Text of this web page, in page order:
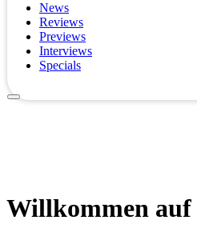
News
Reviews
Previews
Interviews
Specials
Willkommen auf